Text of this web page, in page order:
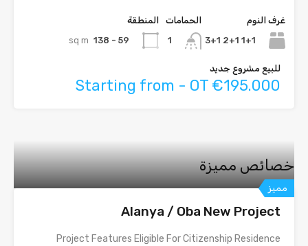
غرف النوم
1+1 2+1 3+1
الحمامات
1
المنطقة
59 - 138
sq m
للبيع مشروع جديد
Starting from - OT €195.000
خصائص مميزة
مميز
Alanya / Oba New Project
Project Features Eligible For Citizenship Residence